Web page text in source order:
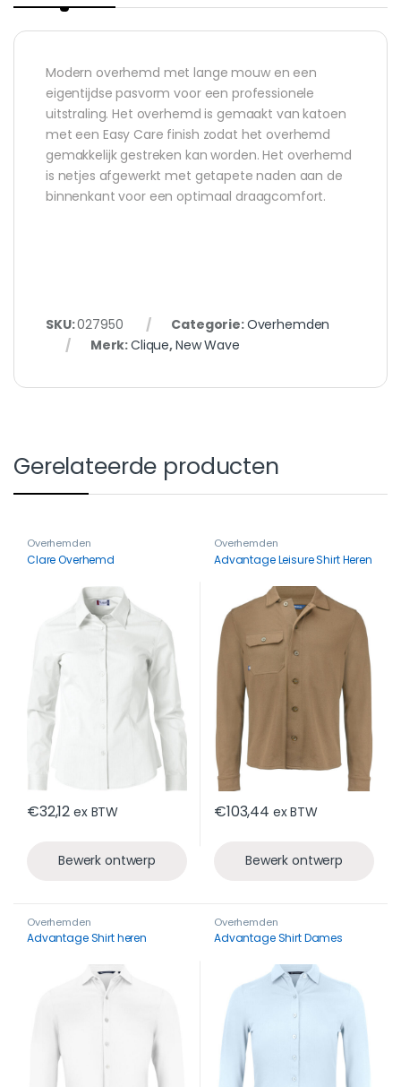
Modern overhemd met lange mouw en een
eigentijdse pasvorm voor een professionele
uitstraling. Het overhemd is gemaakt van katoen
met een Easy Care finish zodat het overhemd
gemakkelijk gestreken kan worden. Het overhemd
is netjes afgewerkt met getapete naden aan de
binnenkant voor een optimaal draagcomfort.
SKU:027950 Categorie:Overhemden
Merk:Clique,New Wave
Gerelateerde producten
Overhemden
Clare Overhemd
€32,12 ex BTW
Bewerk ontwerp
Overhemden
Advantage Leisure Shirt Heren
€103,44 ex BTW
Bewerk ontwerp
Overhemden
Advantage Shirt heren
Overhemden
Advantage Shirt Dames